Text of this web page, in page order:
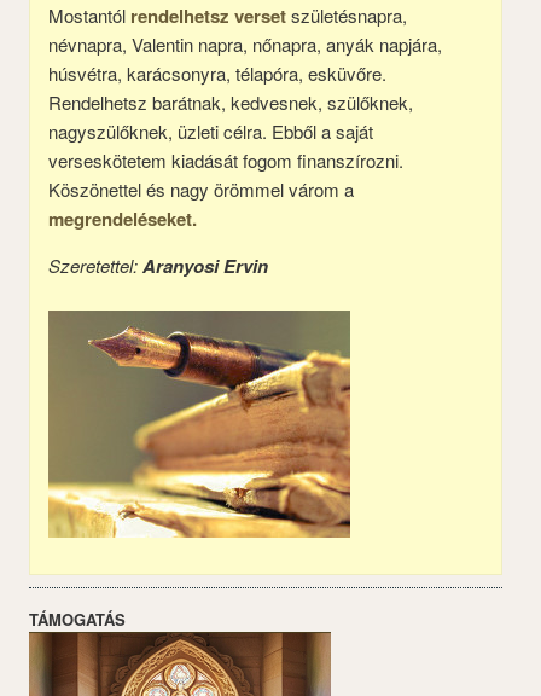
Mostantól rendelhetsz versetszületésnapra,
névnapra, Valentin napra, nőnapra, anyák napjára,
húsvétra, karácsonyra, télapóra, esküvőre.
Rendelhetsz barátnak, kedvesnek, szülőknek,
nagyszülőknek, üzleti célra. Ebből a saját
verseskötetem kiadását fogom finanszírozni.
Köszönettel és nagy örömmel várom a
megrendeléseket.
Szeretettel:Aranyosi Ervin
TÁMOGATÁS